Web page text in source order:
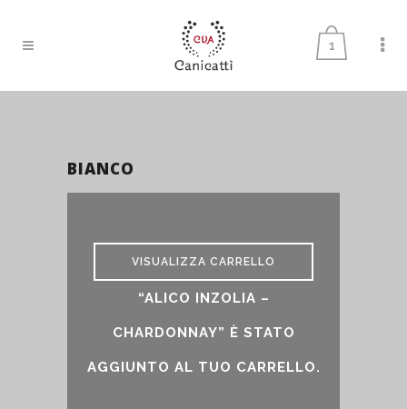
1
BIANCO
VISUALIZZA CARRELLO
“ALICO INZOLIA –
CHARDONNAY” È STATO
AGGIUNTO AL TUO CARRELLO.